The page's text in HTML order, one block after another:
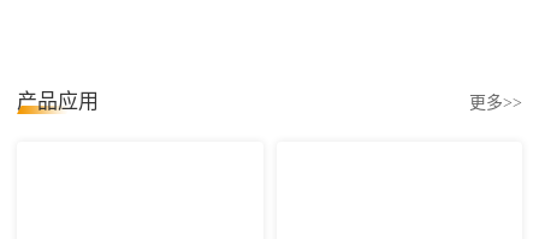
产品应用 更多>>